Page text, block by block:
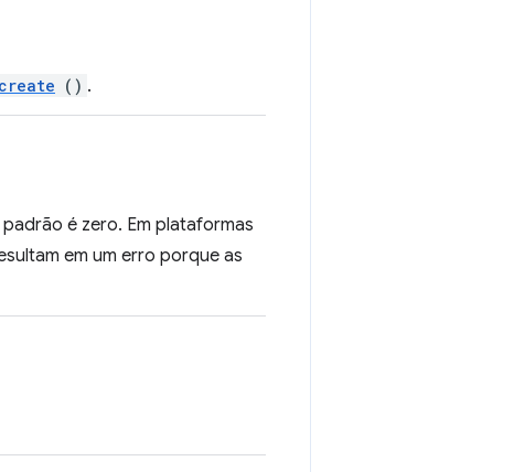
() .
é zero. Em plataformas
em um erro porque as